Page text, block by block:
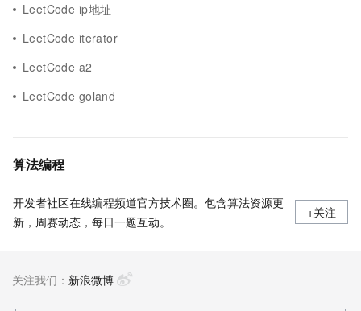
LeetCode ip地址
LeetCode iterator
LeetCode a2
LeetCode goland
算法编程
开发者社区在线编程频道官方技术圈。包含算法资源更
新，周赛动态，每日一题互动。
+关注
关注我们： 新浪微博